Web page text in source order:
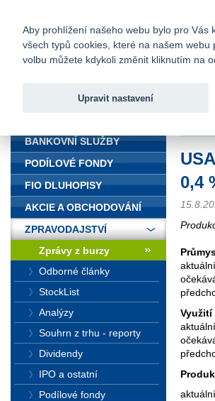
Fio banka
0,4
Využití
BANKOVNÍ SLUŽBY
PODÍLOVÉ FONDY
FIO DLUHOPISY
AKCIE A OBCHODOVÁNÍ
ZPRAVODAJSTVÍ
Zprávy z burzy
Odborné články
StockList
Analýzy
Souhrn z trhu - reporty
Dividendy
IPO a ostatní
Podílové fondy
Aby prohlížení našeho webu bylo pro
všech typů cookies, které na našem
volbu můžete kdykoli změnit kliknutím na
Upravit nastavení